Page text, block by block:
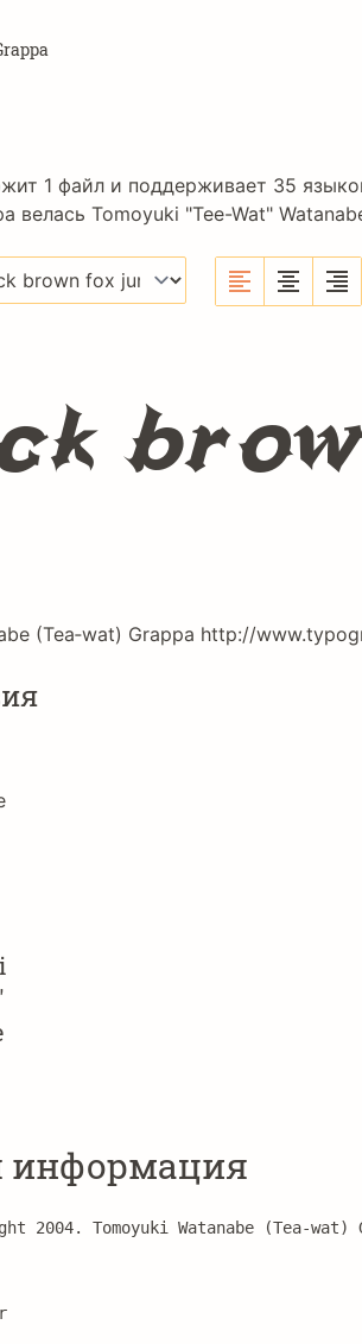
1 файл и поддерживает 35
велась Tomoyuki "Tee-Wat"
(Tea‐wat) Grappa http://
информация
2004. Tomoyuki Watanabe